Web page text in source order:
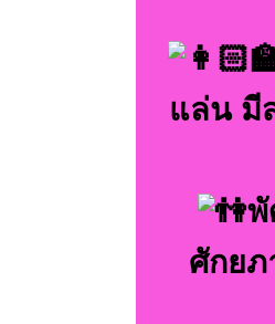
แล่น มี
พั
ศักยภ